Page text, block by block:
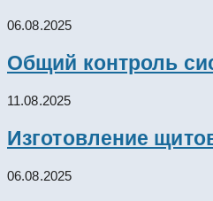
06.08.2025
Общий контроль
11.08.2025
Изготовление
06.08.2025